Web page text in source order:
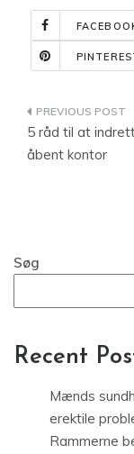
5 råd til at
åbent kontor
Søg
Recent
Mænds
erektile
Rammerne